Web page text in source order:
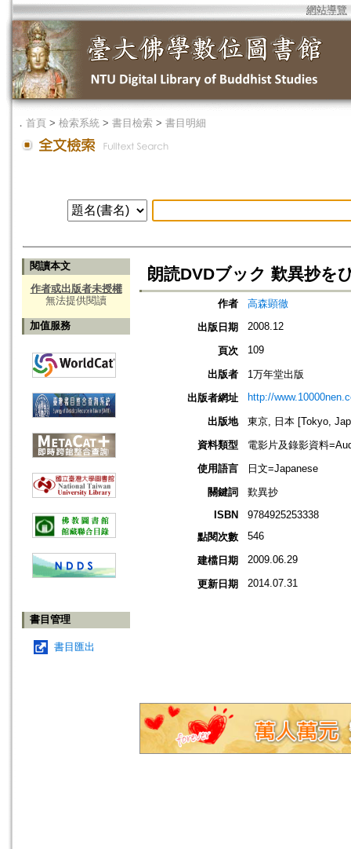
網站導覽
． 首頁 > 檢索系統 > 書目檢索 > 書目明細
閱讀本文
作者或出版者未授權
無法提供閱讀
加值服務
書目管理
書目匯出
朗読DVDブック 歎異抄を
作者
高森顕徹
出版日期
2008.12
頁次 109
出版者
1万年堂出版
出版者網址
http://
出版地
東京, 日本 [Tokyo,
資料類型
電影片及錄影資料
使用語言
日文=Japanese
關鍵詞
歎異抄
ISBN
9784925253338
點閱次數
546
建檔日期 2009.06.29
更新日期 2014.07.31